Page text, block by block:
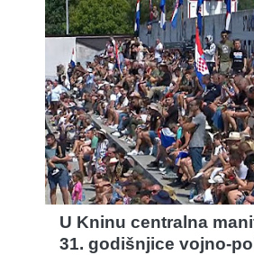
U Kninu centralna
31. godišnjice vojno-